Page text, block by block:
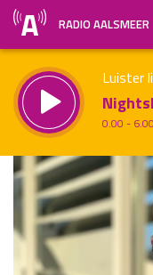
RADIO AALSMEER
Luister
0.00 -
Vorig uur
Inklappen